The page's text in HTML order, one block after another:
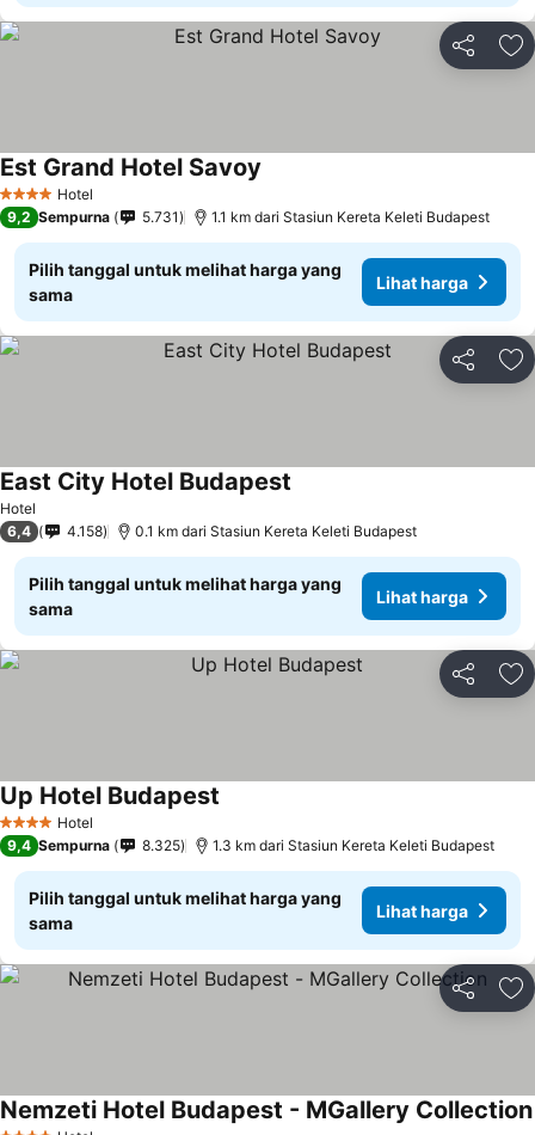
Bagikan
4 BintangHotel
Est Grand Hotel Savoy
9,2 Sempurna 5.731 1.1 km dari Stasiun Kereta Keleti Budapest
Pilih tanggal untuk melihat harga yang
sama
Lihat harga
Bagikan
Hotel
East City Hotel Budapest
6,4 4.158 0.1 km dari Stasiun Kereta Keleti Budapest
Pilih tanggal untuk melihat harga yang
sama
Lihat harga
Bagikan
4 BintangHotel
Up Hotel Budapest
9,4 Sempurna 8.325 1.3 km dari Stasiun Kereta Keleti Budapest
Pilih tanggal untuk melihat harga yang
sama
Lihat harga
Bagikan
Nemzeti Hotel Budapest - MGallery Collection